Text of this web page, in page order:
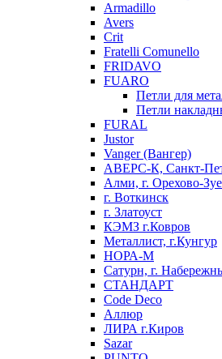
Armadillo
Avers
Crit
Fratelli Comunello
FRIDAVO
FUARO
Петли для
Петли
FURAL
Justor
Vanger (Вангер)
АВЕРС-К, Санкт-
Алми, г. Орехово-
г. Воткинск
г. Златоуст
КЭМЗ г.Ковров
Металлист, г.Кунгур
НОРА-М
Сатурн, г.
СТАНДАРТ
Code Deco
Аллюр
ЛИРА г.Киров
Sazar